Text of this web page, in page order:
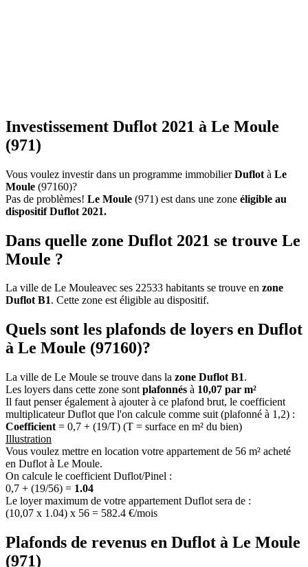
Investissement Duflot 2021 à Le Moule
(971)
Vous voulez investir dans un programme immobilierDuflot à Le
Moule (97160)?
Pas de problèmes! Le Moule (971) est dans une zone éligible au
dispositif Duflot 2021.
Dans quelle zone Duflot 2021 se trouve Le
Moule ?
La ville de Le Mouleavec ses 22533 habitants se trouve en zone
Duflot B1. Cette zone est éligible au dispositif.
Quels sont les plafonds de loyers en Duflot
à Le Moule (97160)?
La ville de Le Moule se trouve dans la zone Duflot B1.
Les loyers dans cette zone sont plafonnés à 10,07 par m²
Il faut penser également à ajouter à ce plafond brut, le coefficient
multiplicateur Duflot que l'on calcule comme suit (plafonné à 1,2) :
Coefficient = 0,7 + (19/T) (T = surface en m² du bien)
Illustration
Vous voulez mettre en location votre appartement de 56 m² acheté
en Duflot à Le Moule.
On calcule le coefficient Duflot/Pinel :
0,7 + (19/56) = 1.04
Le loyer maximum de votre appartement Duflot sera de :
(10,07 x 1.04) x 56 = 582.4 €/mois
Plafonds de revenus en Duflot à Le Moule
(971)